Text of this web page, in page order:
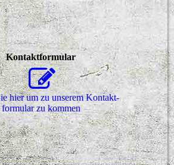
Kontaktformular
hier um zu unserem Kon­takt­
for­mu­lar zu kommen